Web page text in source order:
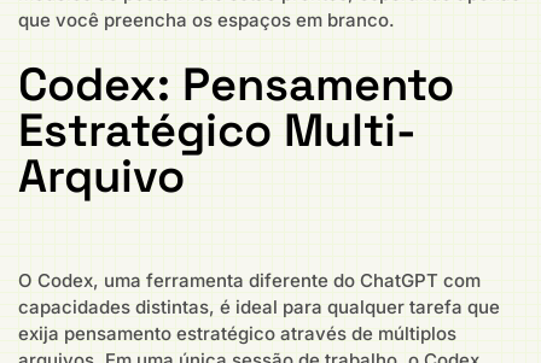
que você preencha os espaços em branco.
Codex: Pensamento
Estratégico Multi-
Arquivo
O Codex, uma ferramenta diferente do ChatGPT com
capacidades distintas, é ideal para qualquer tarefa que
exija pensamento estratégico através de múltiplos